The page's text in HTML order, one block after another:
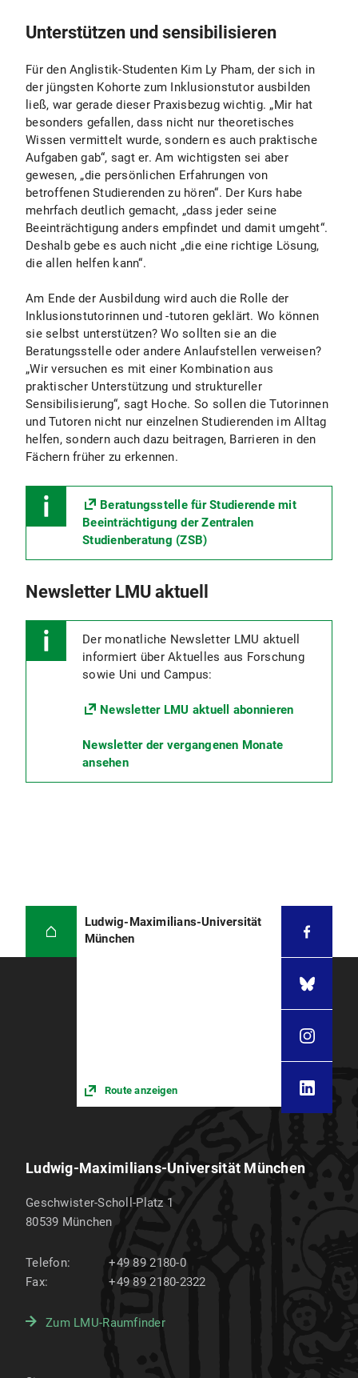
Unterstützen und sensibilisieren
Für den Anglistik-Studenten Kim Ly Pham, der sich in
der jüngsten Kohorte zum Inklusionstutor ausbilden
ließ, war gerade dieser Praxisbezug wichtig. „Mir hat
besonders gefallen, dass nicht nur theoretisches
Wissen vermittelt wurde, sondern es auch praktische
Aufgaben gab“, sagt er. Am wichtigsten sei aber
gewesen, „die persönlichen Erfahrungen von
betroffenen Studierenden zu hören“. Der Kurs habe
mehrfach deutlich gemacht, „dass jeder seine
Beeinträchtigung anders empfindet und damit umgeht“.
Deshalb gebe es auch nicht „die eine richtige Lösung,
die allen helfen kann“.
Am Ende der Ausbildung wird auch die Rolle der
Inklusionstutorinnen und -tutoren geklärt. Wo können
sie selbst unterstützen? Wo sollten sie an die
Beratungsstelle oder andere Anlaufstellen verweisen?
„Wir versuchen es mit einer Kombination aus
praktischer Unterstützung und struktureller
Sensibilisierung“, sagt Hoche. So sollen die Tutorinnen
und Tutoren nicht nur einzelnen Studierenden im Alltag
helfen, sondern auch dazu beitragen, Barrieren in den
Fächern früher zu erkennen.
Beratungsstelle für Studierende mit
Beeinträchtigung der Zentralen
Studienberatung (ZSB)
Newsletter LMU aktuell
Der monatliche Newsletter LMU aktuell
informiert über Aktuelles aus Forschung
sowie Uni und Campus:
Newsletter LMU aktuell abonnieren
Newsletter der vergangenen Monate
ansehen
Ludwig-Maximilians-Universität
München
Route anzeigen
Ludwig-Maximilians-Universität München
Geschwister-Scholl-Platz 1
80539 München
Telefon:
+49 89 2180-0
Fax:
+49 89 2180-2322
Zum LMU-Raumfinder